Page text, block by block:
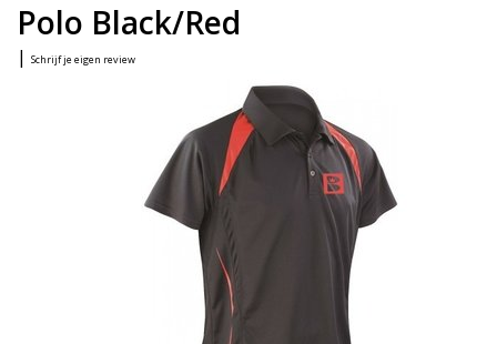
Polo Black/Red
| Schrijf je eigen review